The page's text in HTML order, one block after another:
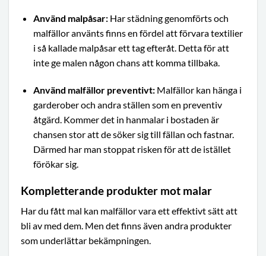
Använd malpåsar: Har städning genomförts och
malfällor använts finns en fördel att förvara textilier
i så kallade malpåsar ett tag efteråt. Detta för att
inte ge malen någon chans att komma tillbaka.
Använd malfällor preventivt: Malfällor kan hänga i
garderober och andra ställen som en preventiv
åtgärd. Kommer det in hanmalar i bostaden är
chansen stor att de söker sig till fällan och fastnar.
Därmed har man stoppat risken för att de istället
förökar sig.
Kompletterande produkter mot malar
Har du fått mal kan malfällor vara ett effektivt sätt att
bli av med dem. Men det finns även andra produkter
som underlättar bekämpningen.